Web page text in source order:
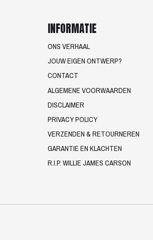
INFORMATIE
ONS VERHAAL
JOUW EIGEN ONTWERP?
CONTACT
ALGEMENE VOORWAARDEN
DISCLAIMER
PRIVACY POLICY
VERZENDEN & RETOURNEREN
GARANTIE EN KLACHTEN
R.I.P. WILLIE JAMES CARSON